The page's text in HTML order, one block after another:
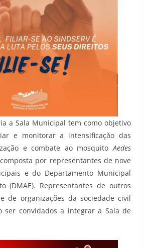
a Sala Municipal tem como objetivo
e monitorar a intensificação das
e combate ao mosquitoAedes
por representantes de nove
e do Departamento Municipal
(DMAE). Representantes de outros
de organizações da sociedade civil
ser convidados a integrar a Sala de